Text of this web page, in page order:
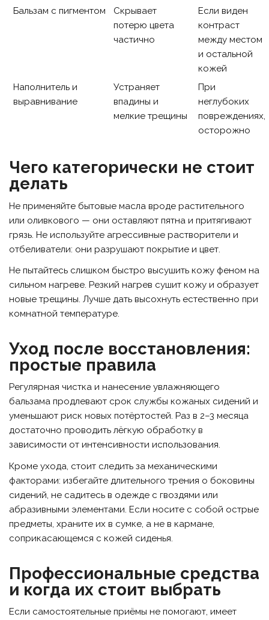
Бальзам с пигментом
Скрывает
потерю цвета
частично
Если виден
контраст
между местом
и остальной
кожей
Наполнитель и
выравнивание
Устраняет
впадины и
мелкие трещины
При
неглубоких
повреждениях,
осторожно
Чего категорически не стоит
делать
Не применяйте бытовые масла вроде растительного
или оливкового — они оставляют пятна и притягивают
грязь. Не используйте агрессивные растворители и
отбеливатели: они разрушают покрытие и цвет.
Не пытайтесь слишком быстро высушить кожу феном на
сильном нагреве. Резкий нагрев сушит кожу и образует
новые трещины. Лучше дать высохнуть естественно при
комнатной температуре.
Уход после восстановления:
простые правила
Регулярная чистка и нанесение увлажняющего
бальзама продлевают срок службы кожаных сидений и
уменьшают риск новых потёртостей. Раз в 2–3 месяца
достаточно проводить лёгкую обработку в
зависимости от интенсивности использования.
Кроме ухода, стоит следить за механическими
факторами: избегайте длительного трения о боковины
сидений, не садитесь в одежде с гвоздями или
абразивными элементами. Если носите с собой острые
предметы, храните их в сумке, а не в кармане,
соприкасающемся с кожей сиденья.
Профессиональные средства
и когда их стоит выбрать
Если самостоятельные приёмы не помогают, имеет